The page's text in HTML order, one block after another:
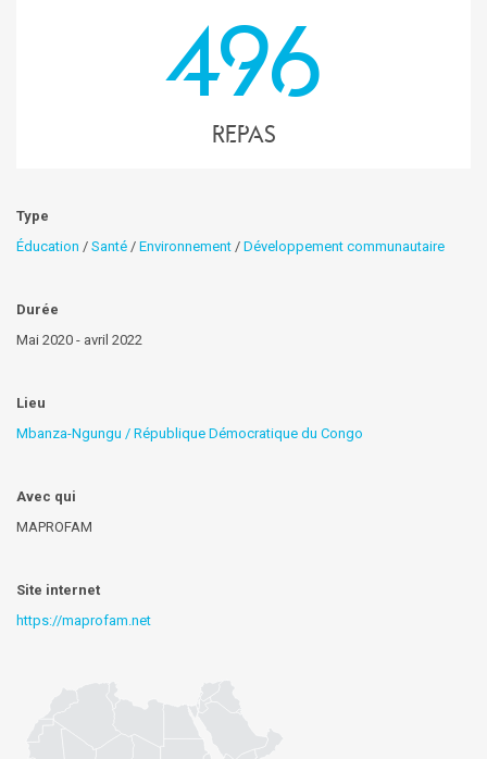
496
Repas
Type
Éducation / Santé / Environnement / Développement communautaire
Durée
Mai 2020 - avril 2022
Lieu
Mbanza-Ngungu / République Démocratique du Congo
Avec qui
MAPROFAM
Site internet
https://maprofam.net